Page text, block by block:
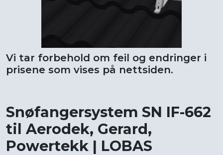
Vi tar forbehold om feil og endringer i
prisene som vises på nettsiden.
Snøfangersystem SN IF-662
til Aerodek, Gerard,
Powertekk | LOBAS